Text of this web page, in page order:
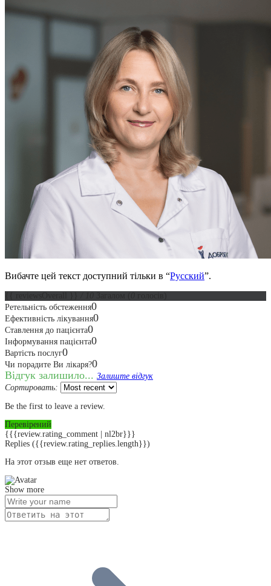
Вибачте цей текст доступний тільки в “Русский”.
Ретельність обстеження0
Ефективність лікування0
Ставлення до пацієнта0
Інформування пацієнта0
Вартість послуг0
Чи порадите Ви лікаря?0
Відгук залишило... Залиште відгук
Сортировать:
Be the first to leave a review.
Перевірений
{{{review.rating_comment | nl2br}}}
Replies ({{review.rating_replies.length}})
На этот отзыв еще нет ответов.
Show more